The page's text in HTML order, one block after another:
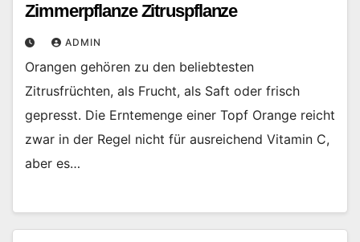
Zimmerpflanze Zitruspflanze
ADMIN
Orangen gehören zu den beliebtesten
Zitrusfrüchten, als Frucht, als Saft oder frisch
gepresst. Die Erntemenge einer Topf Orange reicht
zwar in der Regel nicht für ausreichend Vitamin C,
aber es…